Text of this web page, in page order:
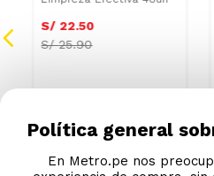
S/25.90
Política general
En Metro.pe nos